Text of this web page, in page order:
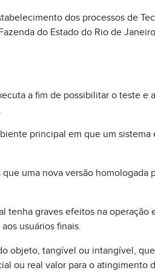
dos processos de
do Estado do Rio de
a fim de possibilitar o teste e
principal em que um sistema
uma nova versão homologada
graves efeitos na operação
usuários finais.
objeto, tangível ou intangível,
ou real valor para o atingimento